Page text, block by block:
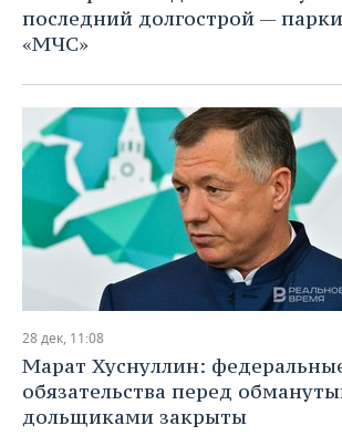
ВОДНЫЕ ВИДЫ СПОРТА
ОБРАЗОВАНИЕ
последний долгострой —
«МЧС»
28 дек, 11:08
Марат Хуснуллин:
обязательства перед
дольщиками закрыты